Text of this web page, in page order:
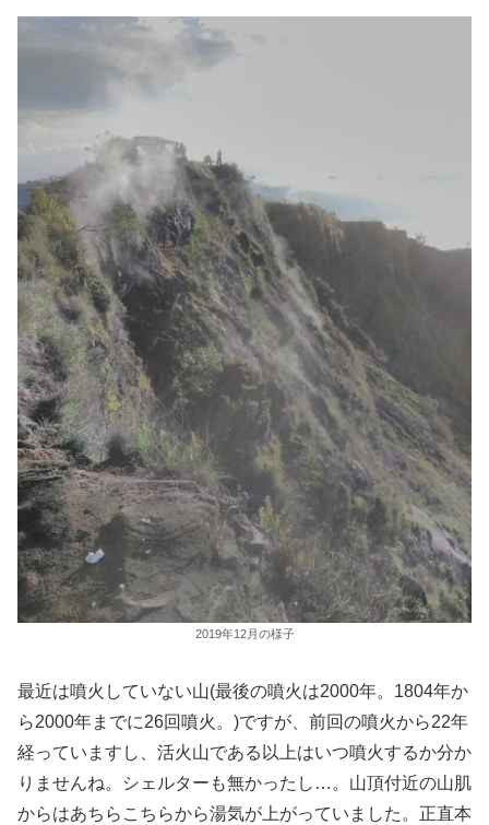
2019年12月の様子
最近は噴火していない山(最後の噴火は2000年。1804年か
ら2000年までに26回噴火。)ですが、前回の噴火から22年
経っていますし、活火山である以上はいつ噴火するか分か
りませんね。シェルターも無かったし…。山頂付近の山肌
からはあちらこちらから湯気が上がっていました。正直本